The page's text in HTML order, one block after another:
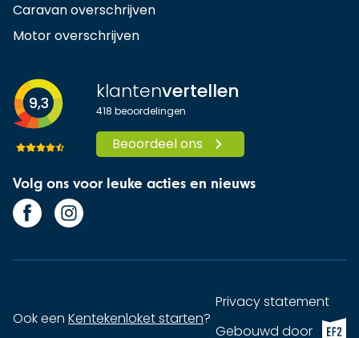
Caravan overschrijven
Motor overschrijven
9,3 klantenvertellen
418 beoordelingen
Beoordeel ons
Volg ons voor leuke acties en nieuws
Ook een Kentekenloket starten?
Privacy statement
Gebouwd doorEF2